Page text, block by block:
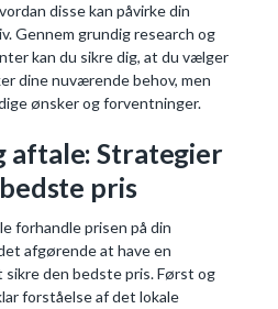
disse kan påvirke din
Gennem grundig research og
kan du sikre dig, at du vælger
dine nuværende behov, men
ønsker og forventninger.
aftale: Strategier
pris
forhandle prisen på din
afgørende at have en
den bedste pris. Først og
forståelse af det lokale